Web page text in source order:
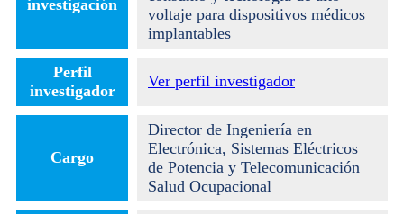
investigación
voltaje para dispositivos médicos
implantables
Perfil
investigador
Ver perfil investigador
Cargo
Director de Ingeniería en
Electrónica, Sistemas Eléctricos
de Potencia y Telecomunicación
Salud Ocupacional